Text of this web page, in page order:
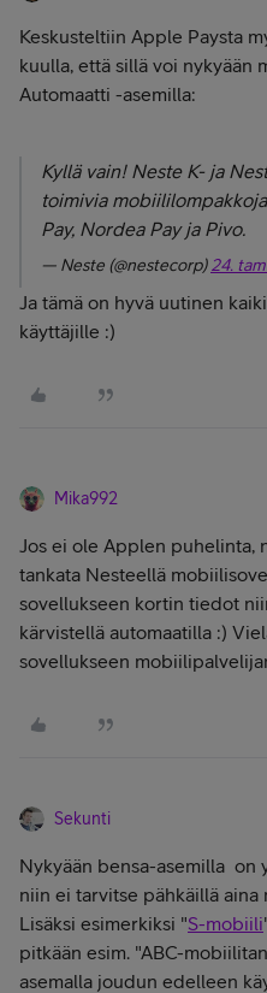
Keskusteltiin Apple Paysta
kuulla, että sillä voi nykyään
Automaatti -asemilla:
Kyllä vain! Neste K- ja
toimivia
Pay, Nordea Pay ja Pivo.
— Neste (@nestecorp) 24.
Ja tämä on hyvä uutinen
käyttäjille :)
Mika992
Jos ei ole Applen puhelinta,
tankata Nesteellä
sovellukseen kortin tiedot
kärvistellä automaatilla :)
sovellukseen
Sekunti
Nykyään bensa-asemilla on
niin ei tarvitse pähkäillä aina
Lisäksi esimerkiksi "S-mobiili
pitkään esim. "ABC-
asemalla joudun edelleen